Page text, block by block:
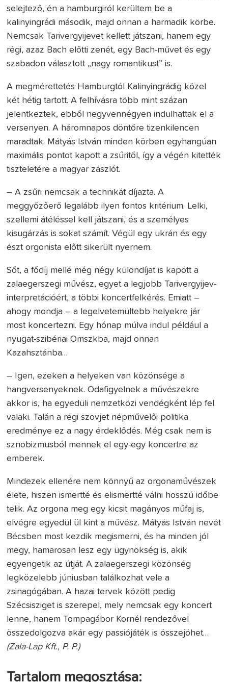
selejtező, én a hamburgiról kerültem be a
kalinyingrádi második, majd onnan a harmadik körbe.
Nemcsak Tarivergyijevet kellett játszani, hanem egy
régi, azaz Bach előtti zenét, egy Bach-művet és egy
szabadon választott „nagy romantikust” is.
A megmérettetés Hamburgtól Kalinyingrádig közel
két hétig tartott. A felhívásra több mint százan
jelentkeztek, ebből negyvennégyen indulhattak el a
versenyen. A háromnapos döntőre tizenkilencen
maradtak. Mátyás István minden körben egyhangúan
maximális pontot kapott a zsűritől, így a végén kitették
tiszteletére a magyar zászlót.
– A zsűri nemcsak a technikát díjazta. A
meggyőzőerő legalább ilyen fontos kritérium. Lelki,
szellemi átéléssel kell játszani, és a személyes
kisugárzás is sokat számít. Végül egy ukrán és egy
észt orgonista előtt sikerült nyernem.
Sőt, a fődíj mellé még négy különdíjat is kapott a
zalaegerszegi művész, egyet a legjobb Tarivergyijev-
interpretációért, a többi koncertfelkérés. Emiatt –
ahogy mondja – a legelvetemültebb helyekre jár
most koncertezni. Egy hónap múlva indul például a
nyugat-szibériai Omszkba, majd onnan
Kazahsztánba…
– Igen, ezeken a helyeken van közönsége a
hangversenyeknek. Odafigyelnek a művészekre
akkor is, ha egyedüli nemzetközi vendégként lép fel
valaki. Talán a régi szovjet népművelői politika
eredménye ez a nagy érdeklődés. Még csak nem is
sznobizmusból mennek el egy-egy koncertre az
emberek.
Mindezek ellenére nem könnyű az orgonaművészek
élete, hiszen ismertté és elismertté válni hosszú időbe
telik. Az orgona meg egy kicsit magányos műfaj is,
elvégre egyedül ül kint a művész. Mátyás István nevét
Bécsben most kezdik megismerni, és ha minden jól
megy, hamarosan lesz egy ügynökség is, akik
egyengetik az útját. A zalaegerszegi közönség
legközelebb júniusban találkozhat vele a
zsinagógában. A hazai tervek között pedig
Szécsisziget is szerepel, mely nemcsak egy koncert
lenne, hanem Tompagábor Kornél rendezővel
összedolgozva akár egy passiójáték is összejöhet…
(Zala-Lap Kft., P. P.)
Tartalom megosztása: